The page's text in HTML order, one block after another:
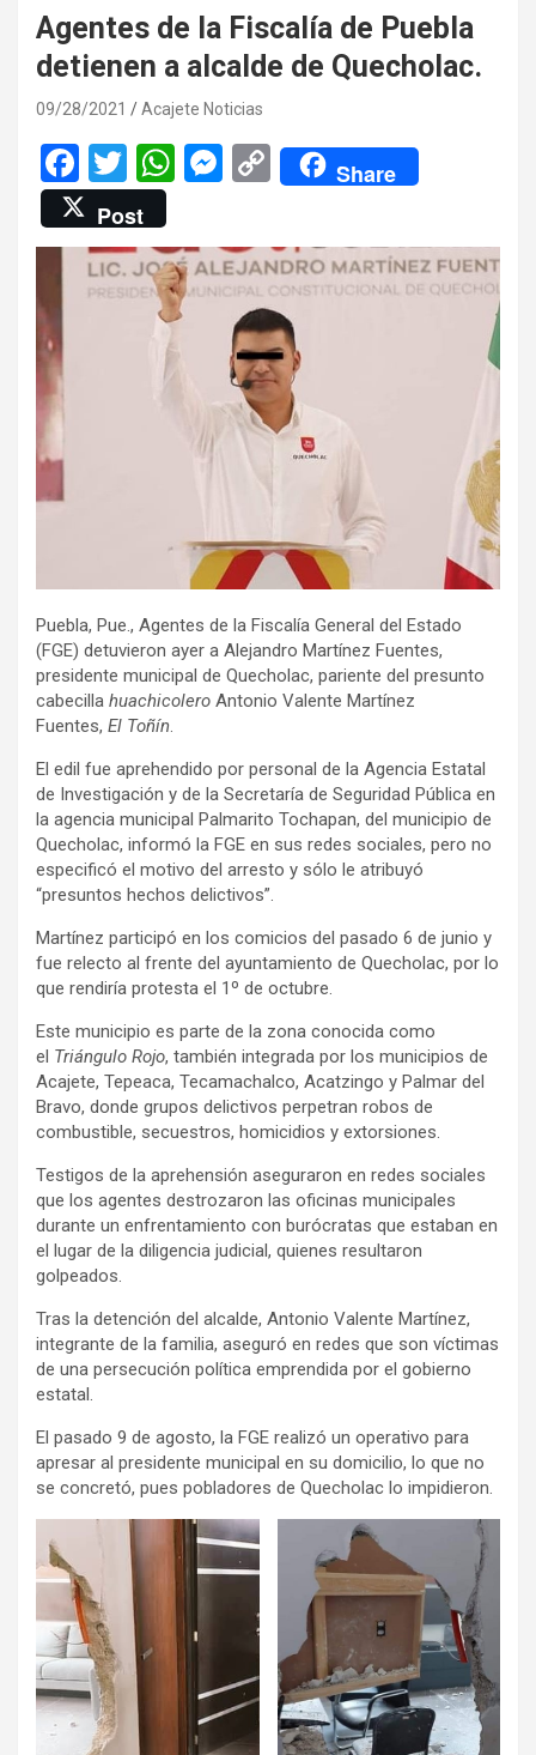
Agentes de la Fiscalía de Puebla
detienen a alcalde de Quecholac.
09/28/2021 Acajete Noticias
F
a
ce
b
T
wi
tt
er
W
at
s
A
p
M
se
n
g
er
C
o
py
Li
n
k
Share
Post
Puebla, Pue., Agentes de la Fiscalía General del Estado
(FGE) detuvieron ayer a Alejandro Martínez Fuentes,
presidente municipal de Quecholac, pariente del presunto
cabecilla huachicolero Antonio Valente Martínez
Fuentes, El Toñín
El edil fue aprehendido por personal de la Agencia Estatal
de Investigación y de la Secretaría de Seguridad Pública en
la agencia municipal Palmarito Tochapan, del municipio de
Quecholac, informó la FGE en sus redes sociales, pero no
especificó el motivo del arresto y sólo le atribuyó
“presuntos hechos delictivos”.
Martínez participó en los comicios del pasado 6 de junio y
fue relecto al frente del ayuntamiento de Quecholac, por lo
que rendiría protesta el 1º de octubre.
Este municipio es parte de la zona conocida como
el Triángulo Rojo, también integrada por los municipios de
Acajete, Tepeaca, Tecamachalco, Acatzingo y Palmar del
Bravo, donde grupos delictivos perpetran robos de
combustible, secuestros, homicidios y extorsiones.
Testigos de la aprehensión aseguraron en redes sociales
que los agentes destrozaron las oficinas municipales
durante un enfrentamiento con burócratas que estaban en
el lugar de la diligencia judicial, quienes resultaron
golpeados.
Tras la detención del alcalde, Antonio Valente Martínez,
integrante de la familia, aseguró en redes que son víctimas
de una persecución política emprendida por el gobierno
estatal.
El pasado 9 de agosto, la FGE realizó un operativo para
apresar al presidente municipal en su domicilio, lo que no
se concretó, pues pobladores de Quecholac lo impidieron.